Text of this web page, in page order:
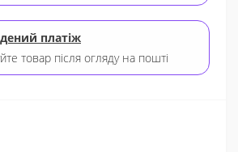
платіж
товар після огляду на пошті